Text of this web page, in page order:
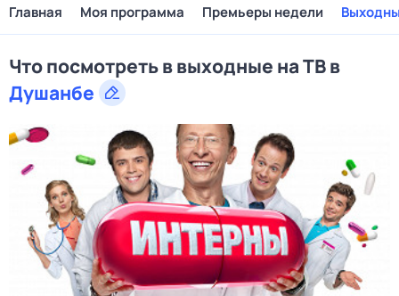
Главная Моя программа Премьеры недели
Что посмотреть в выходные на ТВ в
Душанбе